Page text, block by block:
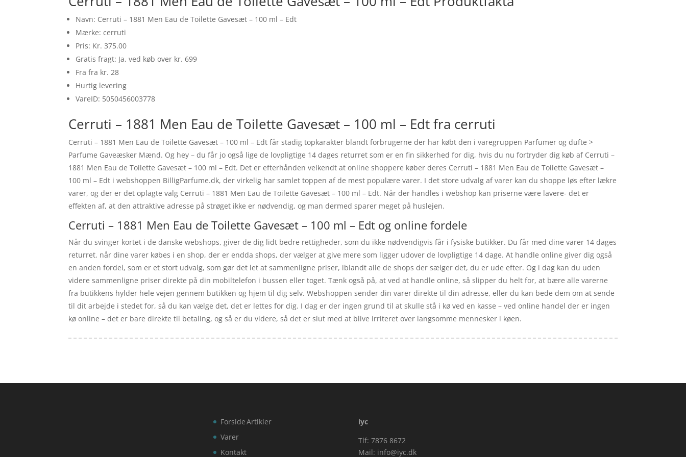
Navn: Cerruti – 1881 Men Eau de Toilette Gavesæt – 100 ml – Edt
Mærke: cerruti
Pris: Kr. 375.00
Gratis fragt: Ja, ved køb over kr. 699
Fra fra kr. 28
Hurtig levering
VareID: 5050456003778
Cerruti – 1881 Men Eau de Toilette Gavesæt – 100 ml – Edt fra cerruti
Cerruti – 1881 Men Eau de Toilette Gavesæt – 100 ml – Edt får stadig topkarakter blandt forbrugerne der har købt den i varegruppen Parfumer og dufte >
Parfume Gaveæsker Mænd. Og hey – du får jo også lige de lovpligtige 14 dages returret som er en fin sikkerhed for dig, hvis du nu fortryder dig køb af Cerruti –
1881 Men Eau de Toilette Gavesæt – 100 ml – Edt. Det er efterhånden velkendt at online shoppere køber deres Cerruti – 1881 Men Eau de Toilette Gavesæt –
100 ml – Edt i webshoppen BilligParfume.dk, der virkelig har samlet toppen af de mest populære varer. I det store udvalg af varer kan du shoppe løs efter lækre
varer, og der er det oplagte valg Cerruti – 1881 Men Eau de Toilette Gavesæt – 100 ml – Edt. Når der handles i webshop kan priserne være lavere- det er
effekten af, at den attraktive adresse på strøget ikke er nødvendig, og man dermed sparer meget på huslejen.
Cerruti – 1881 Men Eau de Toilette Gavesæt – 100 ml – Edt og online fordele
Når du svinger kortet i de danske webshops, giver de dig lidt bedre rettigheder, som du ikke nødvendigvis får i fysiske butikker. Du får med dine varer 14 dages
returret. når dine varer købes i en shop, der er endda shops, der vælger at give mere som ligger udover de lovpligtige 14 dage. At handle online giver dig også
en anden fordel, som er et stort udvalg, som gør det let at sammenligne priser, iblandt alle de shops der sælger det, du er ude efter. Og i dag kan du uden
videre sammenligne priser direkte på din mobiltelefon i bussen eller toget. Tænk også på, at ved at handle online, så slipper du helt for, at bære alle varerne
fra butikkens hylder hele vejen gennem butikken og hjem til dig selv. Webshoppen sender din varer direkte til din adresse, eller du kan bede dem om at sende
til dit arbejde i stedet for, så du kan vælge det, det er lettes for dig. I dag er der ingen grund til at skulle stå i kø ved en kasse – ved online handel der er ingen
kø online – det er bare direkte til betaling, og så er du videre, så det er slut med at blive irriteret over langsomme mennesker i køen.
Forside
Varer
Kontakt
Artikler
iyc
Tlf: 7876 8672
Mail: info@iyc.dk